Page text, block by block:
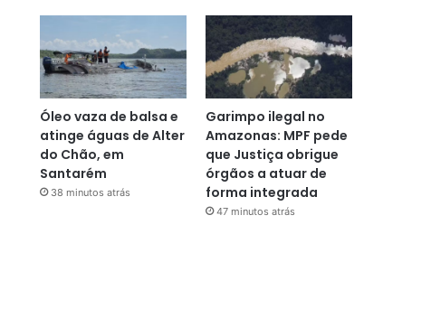
Óleo vaza de balsa e
atinge águas de Alter
do Chão, em
Santarém
38 minutos atrás
Garimpo ilegal no
Amazonas: MPF pede
que Justiça obrigue
órgãos a atuar de
forma integrada
47 minutos atrás